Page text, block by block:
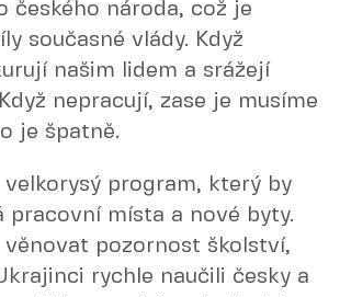
českého národa, což je
současné vlády. Když
našim lidem a srážejí
nepracují, zase je musíme
je špatně.
program, který by
pracovní místa a nové byty.
pozornost školství,
rychle naučili česky a